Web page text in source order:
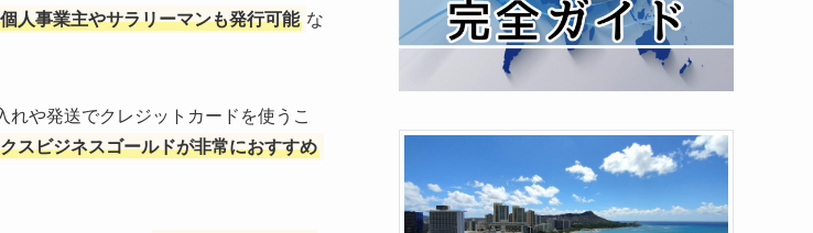
個人事業主やサラリーマンも発行可能 な
や発送でクレジットカードを使うこ
スビジネスゴールドが非常におすすめ